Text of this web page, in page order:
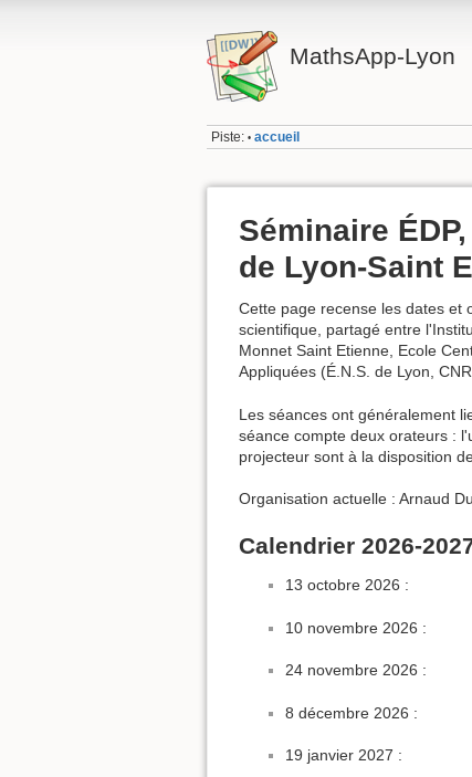
MathsApp-Lyon
Piste: • accueil
Séminaire
de Lyon-Saint
Cette page recense les dates et
scientifique, partagé entre
Monnet Saint Etienne, Ecole
Appliquées (É.N.S. de Lyon,
Les séances ont généralement
séance compte deux orateurs :
projecteur sont à la disposition
Organisation actuelle : Arnaud
Calendrier 2026-
13 octobre 2026 :
10 novembre 2026 :
24 novembre 2026 :
8 décembre 2026 :
19 janvier 2027 :